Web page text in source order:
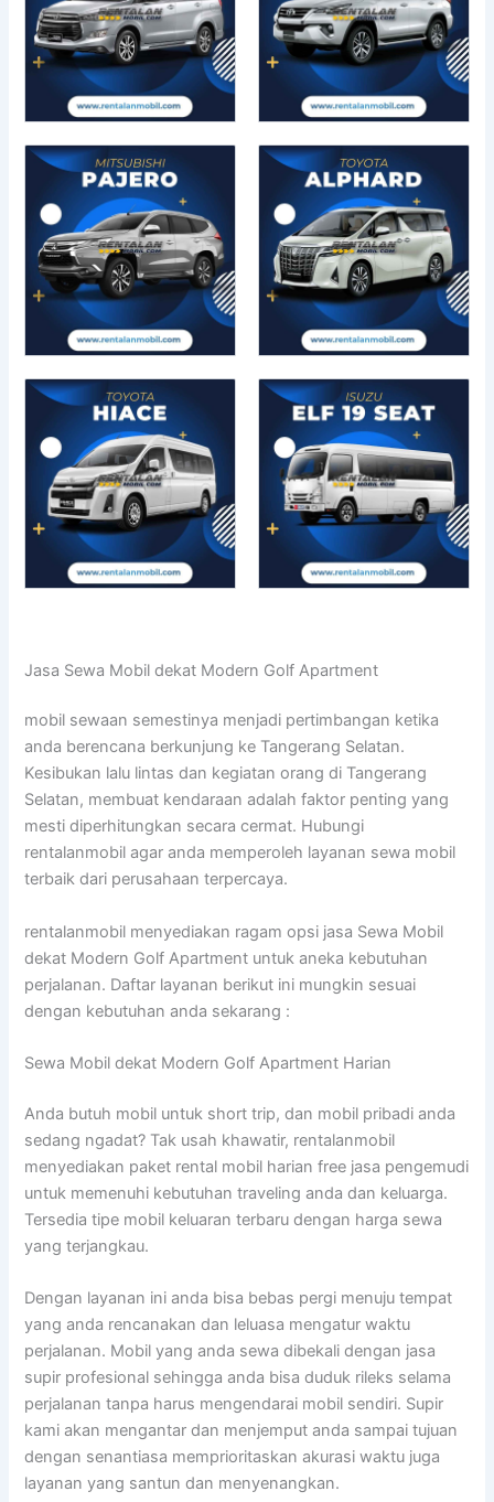
Jasa Sewa Mobil dekat Modern Golf Apartment
mobil sewaan semestinya menjadi pertimbangan ketika
anda berencana berkunjung ke Tangerang Selatan.
Kesibukan lalu lintas dan kegiatan orang di Tangerang
Selatan, membuat kendaraan adalah faktor penting yang
mesti diperhitungkan secara cermat. Hubungi
rentalanmobil agar anda memperoleh layanan sewa mobil
terbaik dari perusahaan terpercaya.
rentalanmobil menyediakan ragam opsi jasa Sewa Mobil
dekat Modern Golf Apartment untuk aneka kebutuhan
perjalanan. Daftar layanan berikut ini mungkin sesuai
dengan kebutuhan anda sekarang :
Sewa Mobil dekat Modern Golf Apartment Harian
Anda butuh mobil untuk short trip, dan mobil pribadi anda
sedang ngadat? Tak usah khawatir, rentalanmobil
menyediakan paket rental mobil harian free jasa pengemudi
untuk memenuhi kebutuhan traveling anda dan keluarga.
Tersedia tipe mobil keluaran terbaru dengan harga sewa
yang terjangkau.
Dengan layanan ini anda bisa bebas pergi menuju tempat
yang anda rencanakan dan leluasa mengatur waktu
perjalanan. Mobil yang anda sewa dibekali dengan jasa
supir profesional sehingga anda bisa duduk rileks selama
perjalanan tanpa harus mengendarai mobil sendiri. Supir
kami akan mengantar dan menjemput anda sampai tujuan
dengan senantiasa memprioritaskan akurasi waktu juga
layanan yang santun dan menyenangkan.